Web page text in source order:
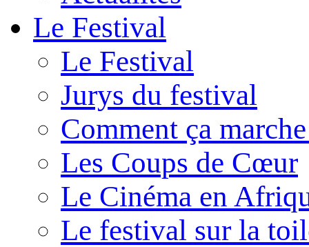
Le Festival
Le Festival
Jurys du festival
Comment ça
Les Coups de Cœur
Le Cinéma en
Le festival sur la